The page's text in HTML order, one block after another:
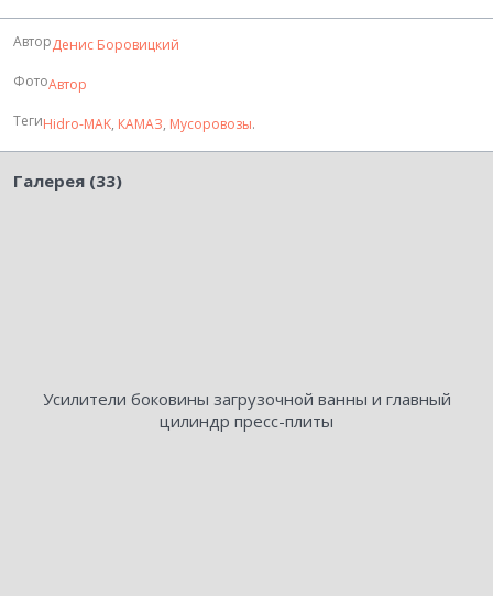
АвторДенис Боровицкий
ФотоАвтор
ТегиHidro-MAK, КАМАЗ, Мусоровозы.
Галерея (33)
Усилители боковины загрузочной ванны и главный
цилиндр пресс-плиты